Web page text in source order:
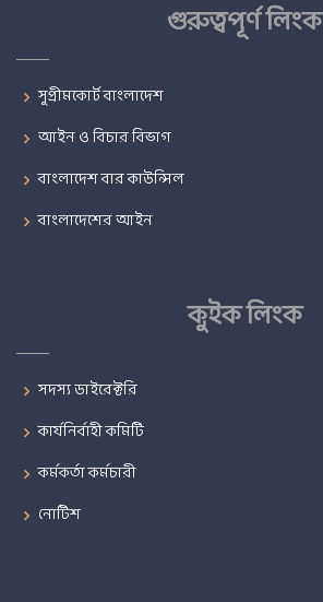
গুরুত্বপূর্ণ লিংক
সুপ্রীমকোর্ট বাংলাদেশ
আইন ও বিচার বিভাগ
বাংলাদেশ বার কাউন্সিল
বাংলাদেশের আইন
কুইক লিংক
সদস্য ডাইরেক্টরি
কার্যনির্বাহী কমিটি
কর্মকর্তা কর্মচারী
নোটিশ